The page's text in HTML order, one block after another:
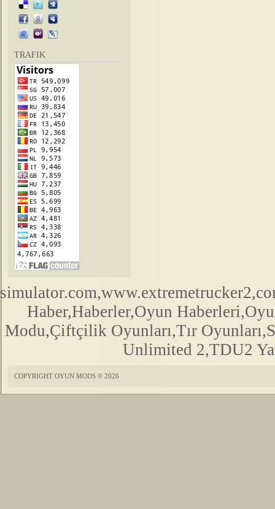
TRAFIK
Haber,Haberler,Oyun
Modu,Çiftçilik Oyunları,Tır
Unlimited 2,TDU2
COPYRIGHT OYUN MODS © 2026